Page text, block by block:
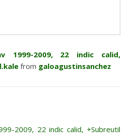
1999-2009, 22 indic calid,
from galoagustinsanchez
2009, 22 indic calid, +Subreutil